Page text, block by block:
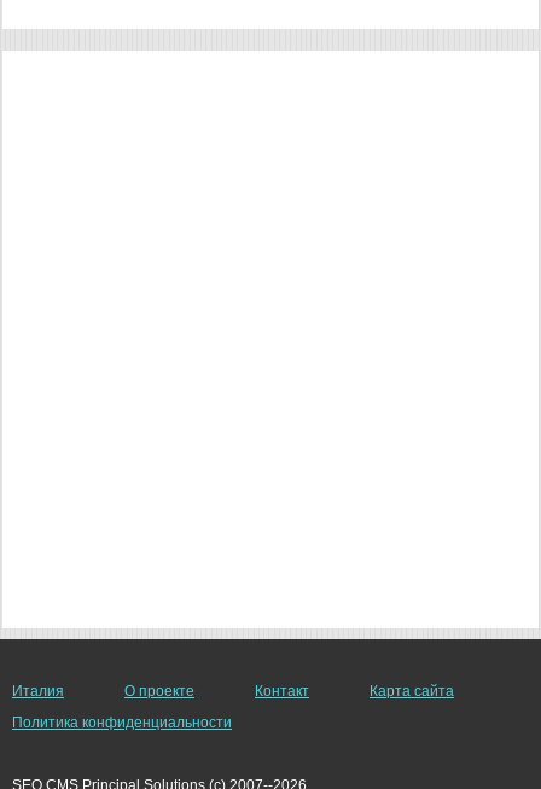
Италия О проекте Контакт
Карта сайта
Политика конфиденциальности
SEO CMS Principal Solutions (c) 2007--2026